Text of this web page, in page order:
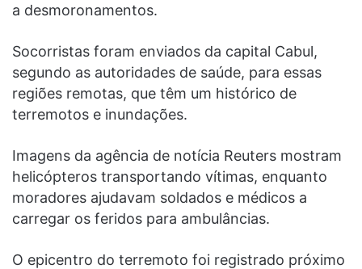
a desmoronamentos.
Socorristas foram enviados da capital Cabul,
segundo as autoridades de saúde, para essas
regiões remotas, que têm um histórico de
terremotos e inundações.
Imagens da agência de notícia Reuters mostram
helicópteros transportando vítimas, enquanto
moradores ajudavam soldados e médicos a
carregar os feridos para ambulâncias.
O epicentro do terremoto foi registrado próximo